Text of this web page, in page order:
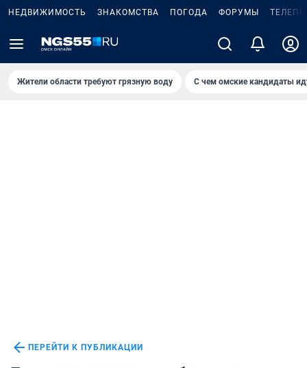
НЕДВИЖИМОСТЬ ЗНАКОМСТВА ПОГОДА ФОРУМЫ
Жители области требуют грязную воду С чем омские кандидаты
ПЕРЕЙТИ К ПУБЛИКАЦИИ